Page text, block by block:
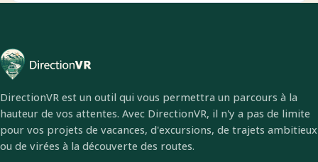
DirectionVR est un outil qui vous permettra un parcours à la
hauteur de vos attentes. Avec DirectionVR, il n'y a pas de limite
pour vos projets de vacances, d'excursions, de trajets ambitieux
ou de virées à la découverte des routes.